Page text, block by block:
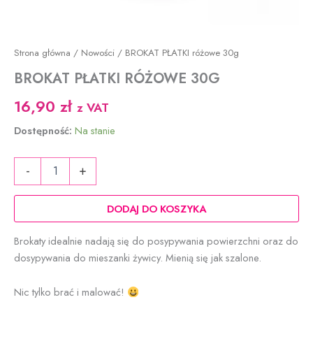
Strona główna / Nowości / BROKAT PŁATKI różowe 30g
BROKAT PŁATKI RÓŻOWE 30G
16,90 zł z VAT
Dostępność: Na stanie
-
BROKAT
30g
+
DODAJ DO KOSZYKA
Brokaty idealnie nadają się do posypywania powierzchni oraz do
dosypywania do mieszanki żywicy. Mienią się jak szalone.
Nic tylko brać i malować!